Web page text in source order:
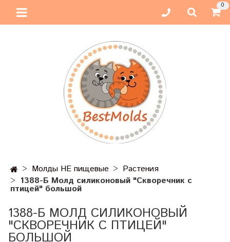
0
Молды НЕ пищевые
Растения
1388-Б Молд силиконовый "Скворечник с
птицей" большой
1388-Б МОЛД СИЛИКОНОВЫЙ
"СКВОРЕЧНИК С ПТИЦЕЙ"
БОЛЬШОЙ